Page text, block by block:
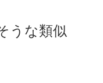
うな類似